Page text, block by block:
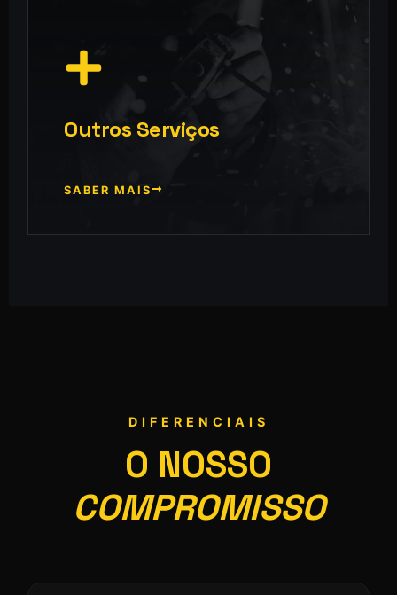
Outros Serviços
SABER MAIS
DIFERENCIAIS
O NOSSO
COMPROMISSO